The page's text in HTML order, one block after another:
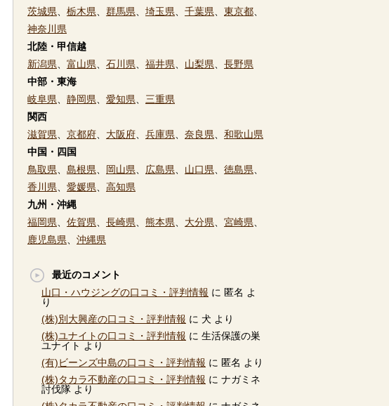
茨城県
栃木県 群馬県 埼玉県 千葉県 東京都
神奈川県
北陸・甲信越
新潟県
富山県 石川県 福井県 山梨県
長野県
中部・東海
岐阜県
静岡県 愛知県
三重県
関西
滋賀県
京都府 大阪府 兵庫県 奈良県
和歌山県
中国・四国
鳥取県
島根県 岡山県 広島県 山口県 徳島県
香川県
愛媛県
高知県
九州・沖縄
福岡県
佐賀県 長崎県 熊本県 大分県 宮崎県
鹿児島県
沖縄県
最近のコメント
山口・ハウジングの口コミ・評判情報 に 匿名 よ
り
(株)別大興産の口コミ・評判情報 に 犬 より
(株)ユナイトの口コミ・評判情報 に 生活保護の巣
ユナイト より
(有)ビーンズ中島の口コミ・評判情報 に 匿名 より
(株)タカラ不動産の口コミ・評判情報 に ナガミネ
討伐隊 より